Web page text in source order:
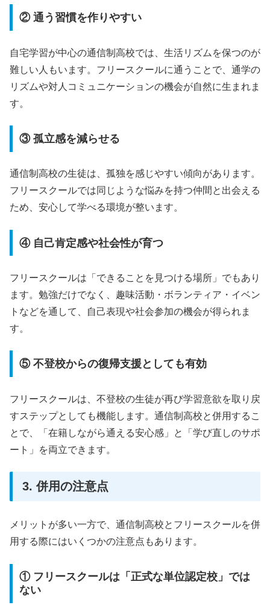
② 通う習慣を作りやすい
自宅学習が中心の通信制高校では、生活リズムを保つのが
難しい人もいます。フリースクールに通うことで、通学の
リズムや対人コミュニケーションの機会が自然に生まれま
す。
③ 孤立感を減らせる
通信制高校の生徒は、孤独を感じやすい傾向があります。
フリースクールでは同じような悩みを持つ仲間と出会える
ため、安心して学べる環境が整います。
④ 自己肯定感や社会性が育つ
フリースクールは「できることを見つける場所」でもあり
ます。勉強だけでなく、趣味活動・ボランティア・イベン
トなどを通して、自己表現や社会参加の機会が得られま
す。
⑤ 不登校からの復帰支援としても有効
フリースクールは、不登校の生徒が再び学習意欲を取り戻
すステップとしても機能します。通信制高校と併用するこ
とで、「在籍しながら通える安心感」と「学び直しのサポ
ート」を両立できます。
3. 併用の注意点
メリットが多い一方で、通信制高校とフリースクールを併
用する際にはいくつかの注意点もあります。
① フリースクールは「正式な単位認定校」では
ない